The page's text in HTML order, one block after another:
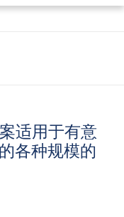
适用于有意
各种规模的